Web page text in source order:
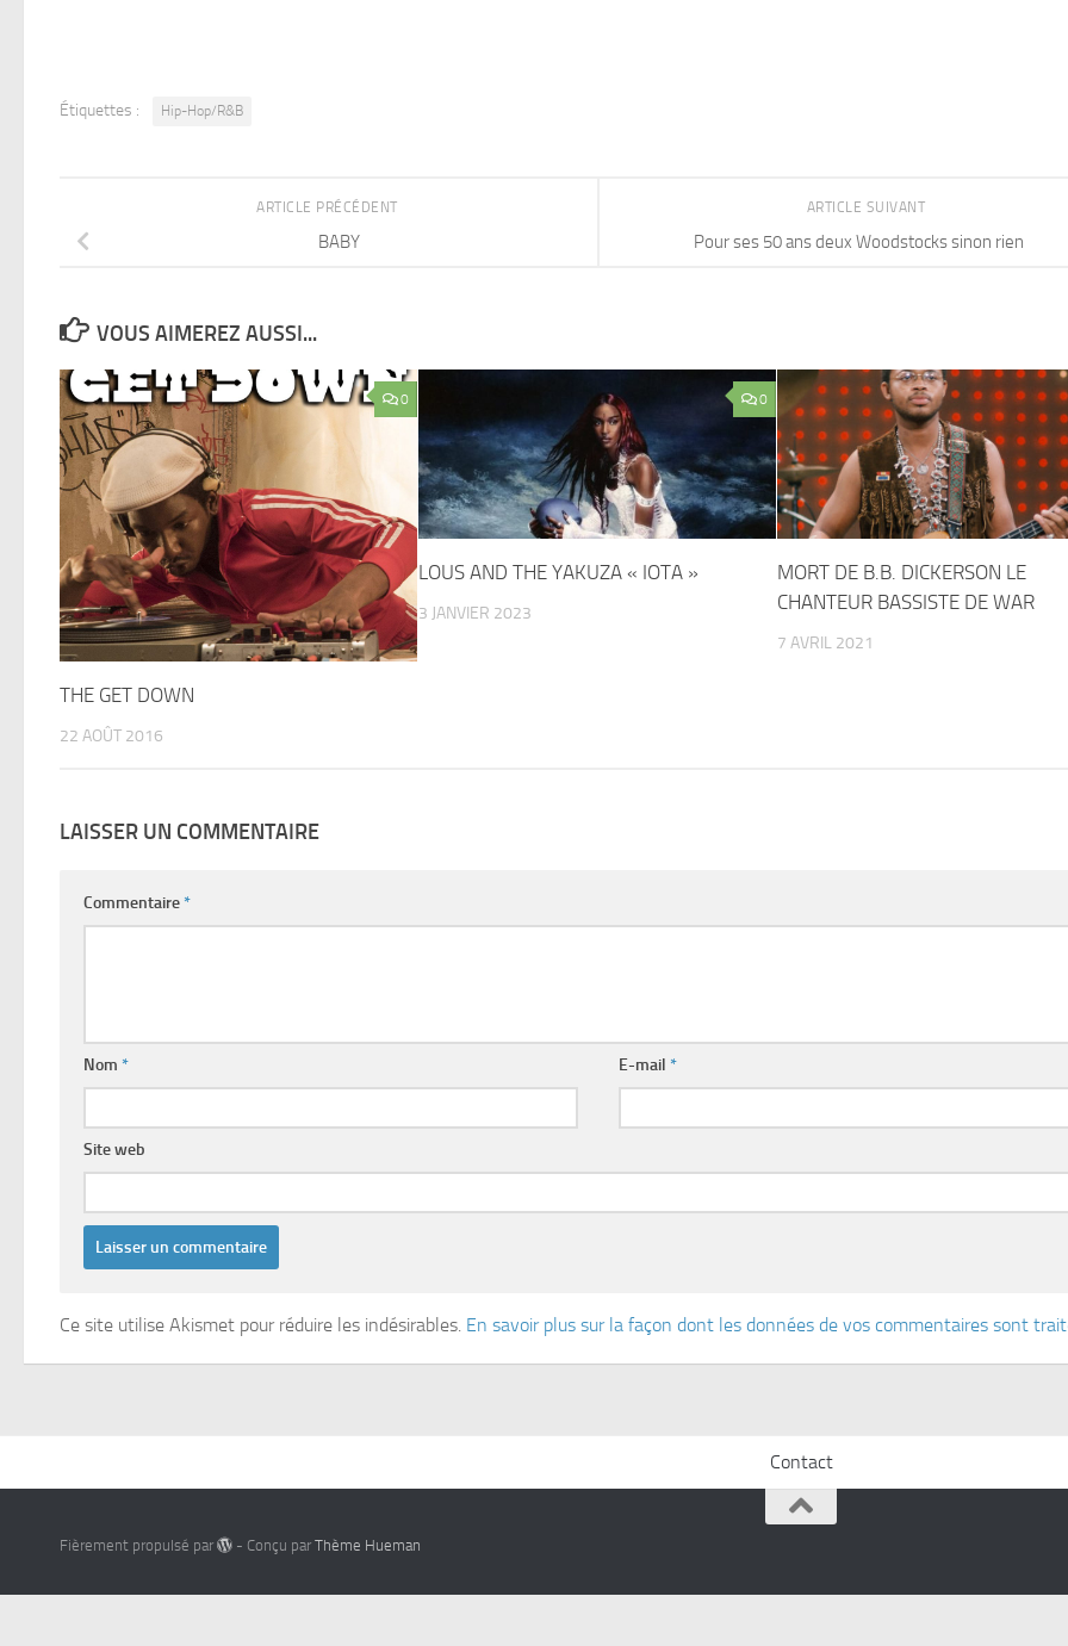
Étiquettes : Hip-Hop/R&B
ARTICLE SUIVANT
Pour ses 50 ans deux Woodstocks sinon rien
ARTICLE PRÉCÉDENT
BABY
VOUS AIMEREZ AUSSI...
0
THE GET DOWN
22 AOÛT 2016
0
LOUS AND THE YAKUZA « IOTA »
3 JANVIER 2023
MORT DE B.B. DICKERSON LE
CHANTEUR BASSISTE DE WAR
7 AVRIL 2021
LAISSER UN COMMENTAIRE
Commentaire*
Nom * E-mail*
Site web
Ce site utilise Akismet pour réduire les indésirables. En savoir plus sur la façon dont les données de vos commentaires sont
Contact
Fièrement propulsé par - Conçu parThème Hueman